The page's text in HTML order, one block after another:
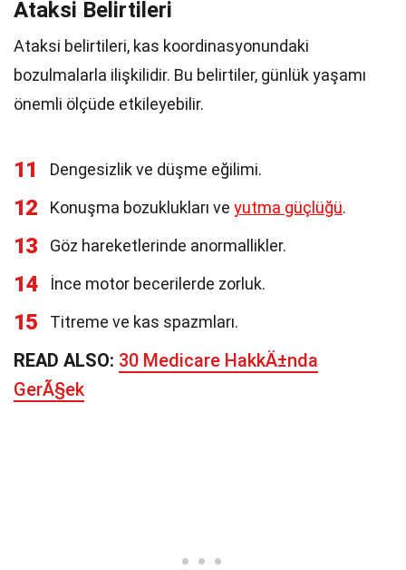
Ataksi Belirtileri
Ataksi belirtileri, kas koordinasyonundaki
bozulmalarla ilişkilidir. Bu belirtiler, günlük yaşamı
önemli ölçüde etkileyebilir.
11 Dengesizlik ve düşme eğilimi.
12 Konuşma bozuklukları ve yutma güçlüğü.
13 Göz hareketlerinde anormallikler.
14 İnce motor becerilerde zorluk.
15 Titreme ve kas spazmları.
READ ALSO: 30 Medicare HakkÄ±nda
GerÃ§ek